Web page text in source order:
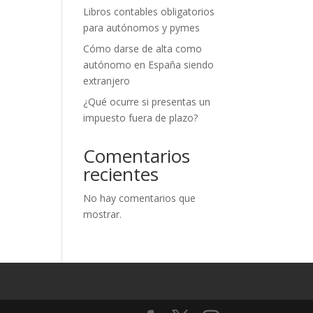
Libros contables obligatorios
para autónomos y pymes
Cómo darse de alta como
autónomo en España siendo
extranjero
¿Qué ocurre si presentas un
impuesto fuera de plazo?
Comentarios
recientes
No hay comentarios que
mostrar.